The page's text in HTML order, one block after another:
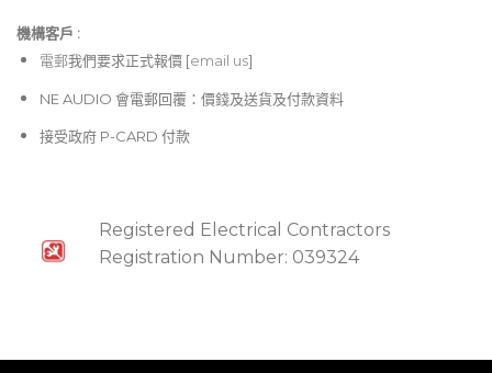
機構客戶 :​
電郵我們要求正式報價 [email us]
NE AUDIO 會電郵回覆：價錢及送貨及付款資料
接受政府 P-CARD 付款
Registered Electrical Contractors
Registration Number: 039324